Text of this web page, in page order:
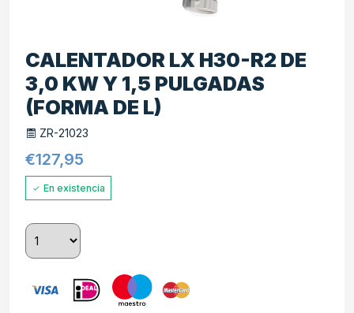
CALENTADOR LX H30-R2 DE
3,0 KW Y 1,5 PULGADAS
(FORMA DE L)
ZR-21023
€127,95
En existencia